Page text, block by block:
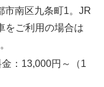
市南区九条町1。JR
をご利用の場合は
：13,000円～（1